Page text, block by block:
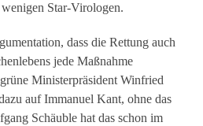
Star-Virologen.
dass die Rettung auch
jede Maßnahme
Ministerpräsident Winfried
auf Immanuel Kant, ohne das
Schäuble hat das schon im